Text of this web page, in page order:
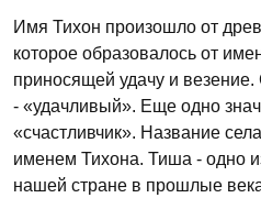
Имя Тихон произошло от
которое образовалось от
приносящей удачу и
- «удачливый». Еще одно
«счастливчик». Название
именем Тихона. Тиша - одно
нашей стране в прошлые